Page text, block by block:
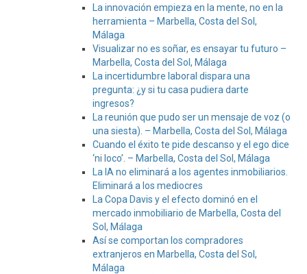
La innovación empieza en la mente, no en la
herramienta – Marbella, Costa del Sol,
Málaga
Visualizar no es soñar, es ensayar tu futuro –
Marbella, Costa del Sol, Málaga
La incertidumbre laboral dispara una
pregunta: ¿y si tu casa pudiera darte
ingresos?
La reunión que pudo ser un mensaje de voz (o
una siesta). – Marbella, Costa del Sol, Málaga
Cuando el éxito te pide descanso y el ego dice
‘ni loco’. – Marbella, Costa del Sol, Málaga
La IA no eliminará a los agentes inmobiliarios.
Eliminará a los mediocres
La Copa Davis y el efecto dominó en el
mercado inmobiliario de Marbella, Costa del
Sol, Málaga
Así se comportan los compradores
extranjeros en Marbella, Costa del Sol,
Málaga